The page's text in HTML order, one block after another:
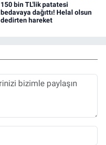
150 bin TL'lik patatesi
bedavaya dağıttı! Helal olsun
dedirten hareket